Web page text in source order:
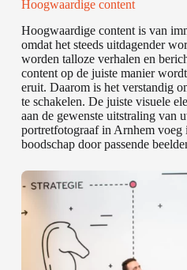
Hoogwaardige content
Hoogwaardige content is van
omdat het steeds uitdagender
worden talloze verhalen en
content op de juiste manier
eruit. Daarom is het verstandig
te schakelen. De juiste visuele
aan de gewenste uitstraling van
portretfotograaf in Arnhem voeg
boodschap door passende